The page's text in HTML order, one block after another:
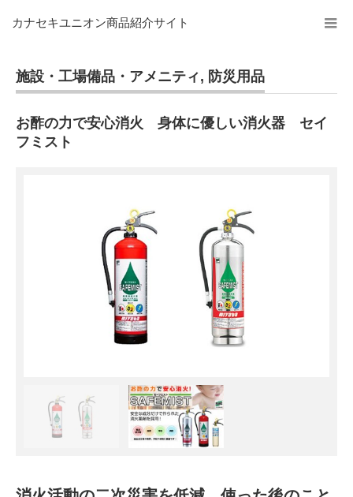
カナセキユニオン商品紹介サイト
施設・工場備品・アメニティ, 防災用品
お酢の力で安心消火 身体に優しい消火器 セイ
フミスト